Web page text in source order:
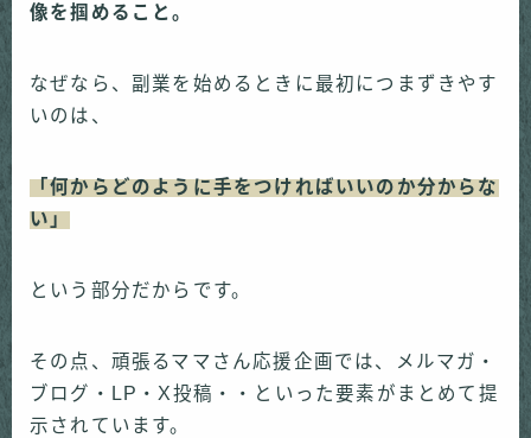
像を掴めること。
なぜなら、副業を始めるときに最初につまずきやす
いのは、
「何からどのように手をつければいいのか分からな
い」
という部分だからです。
その点、頑張るママさん応援企画では、メルマガ・
ブログ・LP・X投稿・・といった要素がまとめて提
示されています。